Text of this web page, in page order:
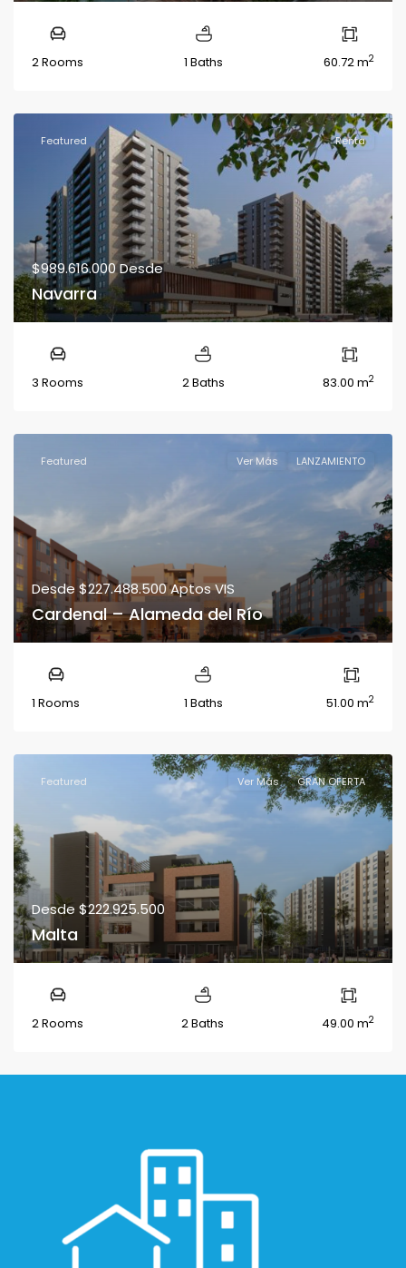
2 Rooms 1 Baths 60.72 m2
Featured Renta
$989.616.000Desde
Navarra
3 Rooms 2 Baths 83.00 m2
Featured Ver Más LANZAMIENTO
Desde $227.488.500Aptos VIS
Cardenal – Alameda del Río
1 Rooms 1 Baths 51.00 m2
Featured Ver Más GRAN OFERTA
Desde $222.925.500
Malta
2 Rooms 2 Baths 49.00 m2